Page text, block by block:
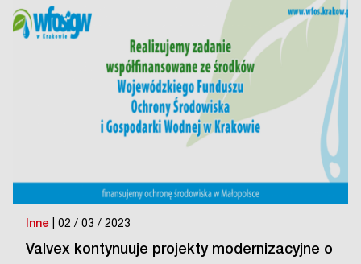
Inne | 02 / 03 / 2023
Valvex kontynuuje projekty modernizacyjne o